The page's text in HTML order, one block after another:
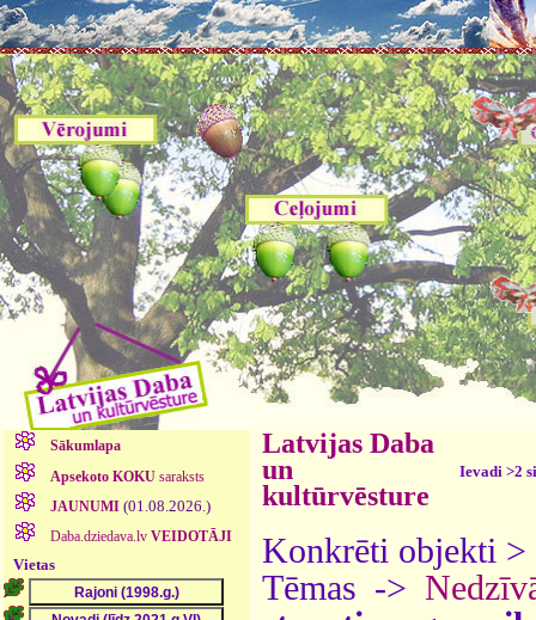
Sākumlapa
Apsekoto KOKUsaraksts
JAUNUMI (01.08.2026.)
Daba.dziedava.lv VEIDOTĀJI
Vietas
Latvijas Daba
un
kultūrvēsture
Ievadi >2
Konkrēti objekti >
Tēmas ->